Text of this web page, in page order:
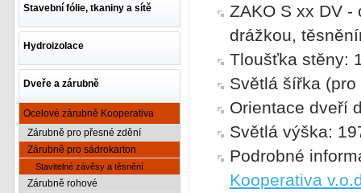
Stavební fólie, tkaniny a sítě
Hydroizolace
Dveře a zárubně
Ocelové zárubně Kooperativa
Zárubně pro přesné zdění
Zárubně pro sádrokarton
Stavitelné závěsy a těsnění
Zárubně rohové
ZAKO S xx DV
drážkou,
Tloušťka stěny:
Světlá šířka
Orientace dveří
Světlá výška:
Podrobné
Kooperativa